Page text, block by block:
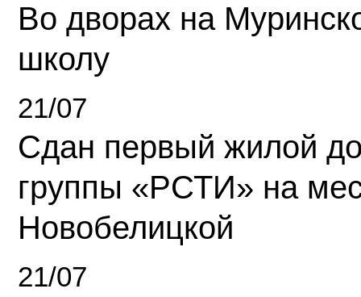
Во дворах на
школу
21/07
Сдан первый жилой
группы «РСТИ» на
Новобелицкой
21/07